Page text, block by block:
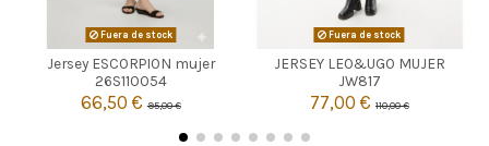
Fuera de stock
Jersey ESCORPION mujer
26S110054
66,50 €95,00 €
 Agotado
Fuera de stock
JERSEY LEO&UGO MUJER
JW817
77,00 € 110,00 €
 Agotado